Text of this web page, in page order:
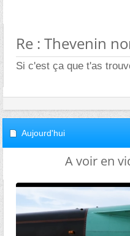
Re : Thevenin
Si c'est ça que t'as
Aujourd'hui
A voir en